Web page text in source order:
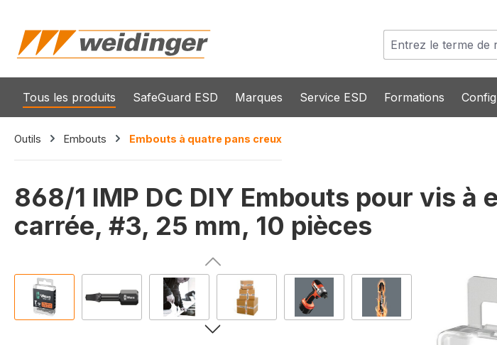
Tous les produits SafeGuard ESD Marques Service ESD Formations
Outils Embouts Embouts à quatre pans creux
868/1 IMP DC DIY Embouts pour vis à
carrée, #3, 25 mm, 10 pièces
Ignorer la galerie d'images